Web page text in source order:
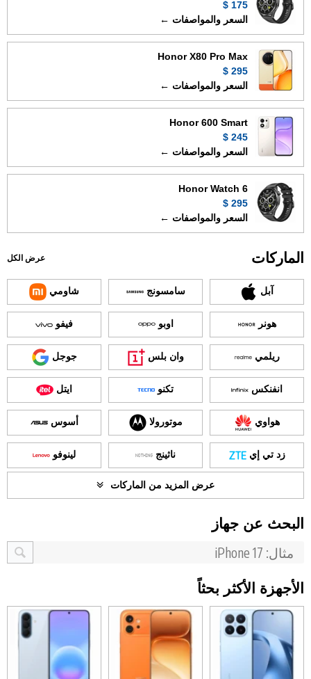
175 $
السعر والمواصفات ←
Honor X80 Pro Max
295 $
السعر والمواصفات ←
Honor 600 Smart
245 $
السعر والمواصفات ←
Honor Watch 6
295 $
السعر والمواصفات ←
الماركات عرض الكل
آبل سامسونج شاومي
هونر اوبو فيفو
ريلمي وان بلس جوجل
انفنكس تكنو ايتل
هواوي موتورولا أسوس
زد تي إي ناثينج لينوفو
عرض المزيد من الماركات
البحث عن جهاز
الأجهزة الأكثر بحثاً